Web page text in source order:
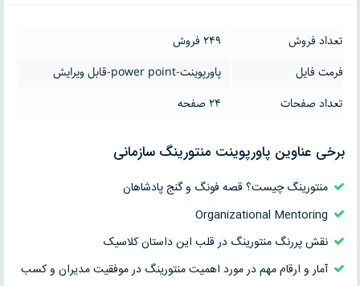
تعداد فروش
249 فروش
فرمت فایل
پاورپوینت-power point-قابل ویرایش
تعداد صفحات
24 صفحه
برخی عناوین پاورپوینت منتورینگ سازمانی
منتورینگ چیست؟ قصه فونگ و گنج پادشاهان
Organizational Mentoring
نقش پررنگ منتورینگ در قلب این داستان کلاسیک
آمار و ارقام مهم در مورد اهمیت منتورینگ در موفقیت مدیران و کسب